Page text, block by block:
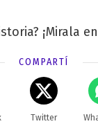
¡Mirala
COMPARTÍ
Twitter